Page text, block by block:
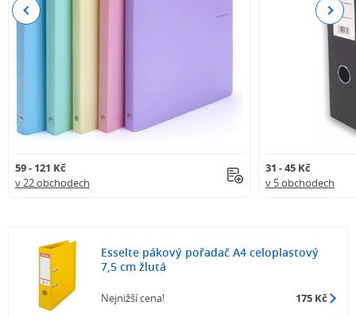
59 - 121 Kč
v 22 obchodech
31 - 45 Kč
v 5 obchodech
Previous Next
Esselte pákový pořadač A4 celoplastový
7,5 cm žlutá
Nejnižší cena! 175 Kč